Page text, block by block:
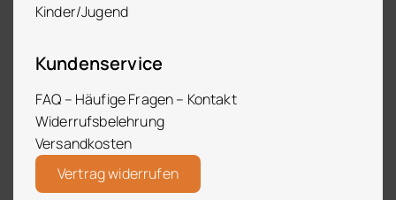
Kinder/Jugend
Kundenservice
FAQ – Häufige Fragen – Kontakt
Widerrufsbelehrung
Versandkosten
Vertrag widerrufen